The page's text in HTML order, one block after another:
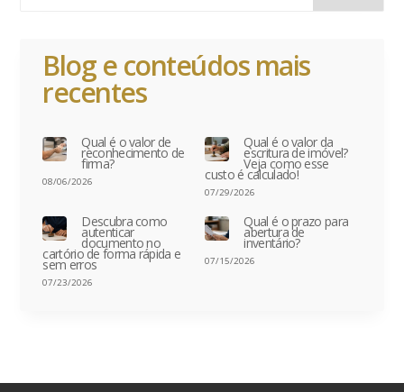
Blog e conteúdos mais
recentes
Qual é o valor de
reconhecimento de
firma?
08/06/2026
Qual é o valor da
escritura de imóvel?
Veja como esse
custo é calculado!
07/29/2026
Descubra como
autenticar
documento no
cartório de forma rápida e
sem erros
07/23/2026
Qual é o prazo para
abertura de
inventário?
07/15/2026